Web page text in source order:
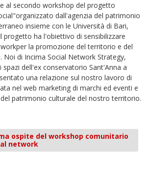
al secondo workshop del progetto
dall'agenzia del patrimonio
insieme con le Università di Bari,
progetto ha l'obiettivo di sensibilizzare
la promozione del territorio e del
Noi di Incima Social Network Strategy,
dell'ex conservatorio Sant'Anna a
una relazione sul nostro lavoro di
nel web marketing di marchi ed eventi e
patrimonio culturale del nostro territorio.
ospite del workshop comunitario
network